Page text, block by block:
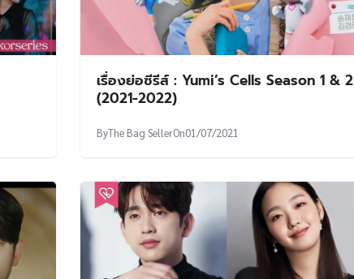
เรื่องย่อซีรีส์ : Yumi’s Cells Season 1 & 2
(2021-2022)
ByThe Bag SellerOn01/07/2021